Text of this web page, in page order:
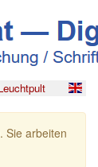
Sie arbeiten